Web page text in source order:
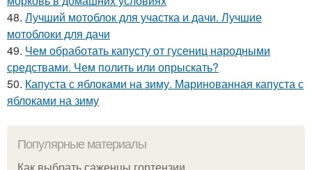
48. Лучший мотоблок для участка и дачи. Лучшие
мотоблоки для дачи
49. Чем обработать капусту от гусениц народными
средствами. Чем полить или опрыскать?
50. Капуста с яблоками на зиму. Маринованная капуста с
яблоками на зиму
Популярные материалы
Как выбрать саженцы гортензии